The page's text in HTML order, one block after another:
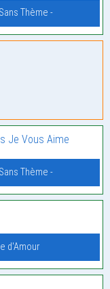
Thème -
Je Vous Aime
Thème -
d'Amour